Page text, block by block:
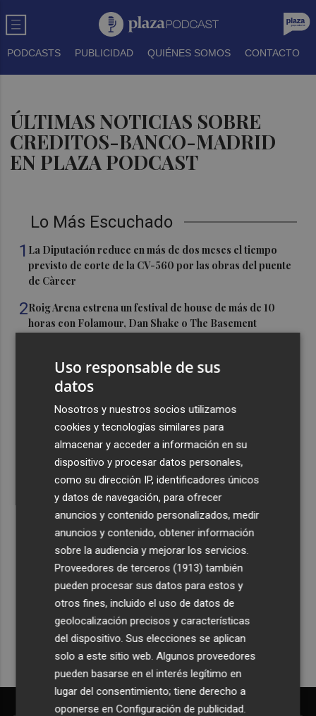
PODCASTS PUBLICIDAD QUIÉNES SOMOS CONTACTO
ÚLTIMAS NOTICIAS SOBRE
CREDITOS-BANCO-MADRID
EN PLAZA PODCAST
Lo Más Escuchado
1 La Diputación reduce en más de dos meses el tiempo
previsto de corte de la CV-560 por las obras del puente
de Càrcer
2Roig Arena estrena un festival de house de más de 10
horas con Folamour, Dan Shake o The Basement
suspensión de Schengen hasta el 15 de agosto
Leire Díez niega que su "investigación" buscara
"desestabilizar" ninguna causa "que afectara a los
intereses del PSOE"
Castelló acogerá la obra "Helios y Selene" de la
compañía Te Falta Calle: será creada para el eclipse
Recibe toda la actualidad de
Plaza Podcast en tu correo
Quiero suscribirme
Uso responsable de sus
datos
Nosotros y nuestros socios utilizamos
cookies y tecnologías similares para
almacenar y acceder a información en su
dispositivo y procesar datos personales,
como su dirección IP, identificadores únicos
y datos de navegación, para ofrecer
anuncios y contenido personalizados, medir
anuncios y contenido, obtener información
sobre la audiencia y mejorar los servicios.
Proveedores de terceros (1913) también
pueden procesar sus datos para estos y
otros fines, incluido el uso de datos de
geolocalización precisos y características
del dispositivo. Sus elecciones se aplican
solo a este sitio web. Algunos proveedores
pueden basarse en el interés legítimo en
lugar del consentimiento; tiene derecho a
oponerse enConfiguración de publicidad.